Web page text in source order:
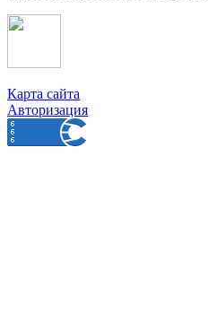
Карта сайта
Авторизация